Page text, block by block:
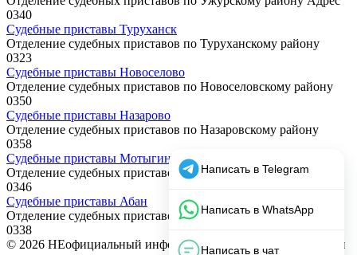
0340
Судебные приставы Туруханск
Отделение судебных приставов по Туруханскому району
0323
Судебные приставы Новоселово
Отделение судебных приставов по Новоселовскому району
0350
Судебные приставы Назарово
Отделение судебных приставов по Назаровскому району
0358
Судебные приставы Мотыгино
Отделение судебных приставов по Мотыгинскому району
0346
Судебные приставы Абан
Отделение судебных приставов по Абанскому району Адрес
0338
© 2026 НЕофициальный информационный сайт, содержащий